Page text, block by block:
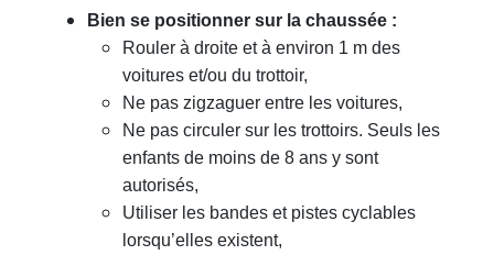
Bien se positionner sur la chaussée :
Rouler à droite et à environ 1 m des
voitures et/ou du trottoir,
Ne pas zigzaguer entre les voitures,
Ne pas circuler sur les trottoirs. Seuls les
enfants de moins de 8 ans y sont
autorisés,
Utiliser les bandes et pistes cyclables
lorsqu’elles existent,